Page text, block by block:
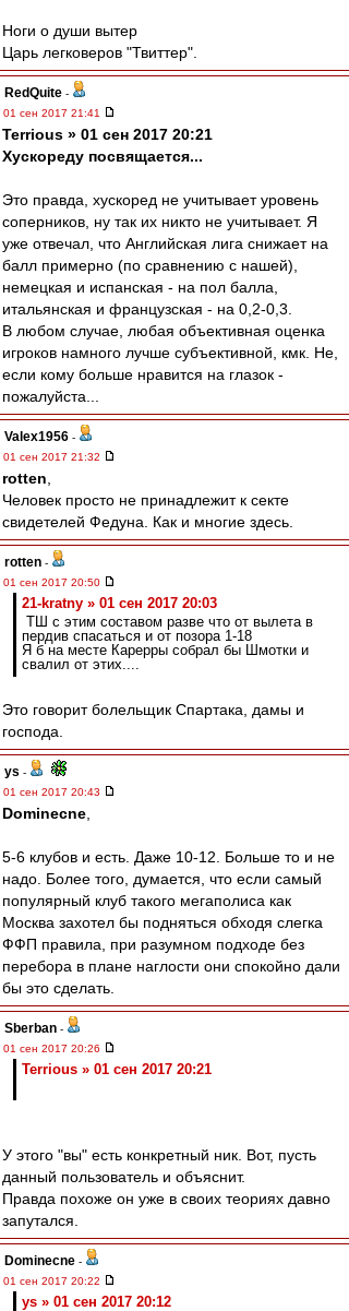
Ноги о души вытер
Царь легковеров "Твиттер".
RedQuite -
01 сен 2017 21:41
Terrious » 01 сен 2017 20:21
Хускореду посвящается...
Это правда, хускоред не учитывает уровень
соперников, ну так их никто не учитывает. Я
уже отвечал, что Английская лига снижает на
балл примерно (по сравнению с нашей),
немецкая и испанская - на пол балла,
итальянская и французская - на 0,2-0,3.
В любом случае, любая объективная оценка
игроков намного лучше субъективной, кмк. Не,
если кому больше нравится на глазок -
пожалуйста...
Valex1956 -
01 сен 2017 21:32
rotten
Человек просто не принадлежит к секте
свидетелей Федуна. Как и многие здесь.
rotten -
01 сен 2017 20:50
21-kratny » 01 сен 2017 20:03
ТШ с этим составом разве что от вылета в
пердив спасаться и от позора 1-18
Я б на месте Карерры собрал бы Шмотки и
свалил от этих....
Это говорит болельщик Спартака, дамы и
господа.
ys -
01 сен 2017 20:43
Dominecne
5-6 клубов и есть. Даже 10-12. Больше то и не
надо. Более того, думается, что если самый
популярный клуб такого мегаполиса как
Москва захотел бы подняться обходя слегка
ФФП правила, при разумном подходе без
перебора в плане наглости они спокойно дали
бы это сделать.
Sberban -
01 сен 2017 20:26
Terrious » 01 сен 2017 20:21
У этого "вы" есть конкретный ник. Вот, пусть
данный пользователь и объяснит.
Правда похоже он уже в своих теориях давно
запутался.
Dominecne -
01 сен 2017 20:22
ys » 01 сен 2017 20:12